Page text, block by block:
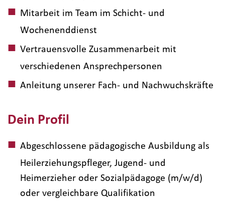
Mitarbeit im Team im Schicht- und
Wochenenddienst
Vertrauensvolle Zusammenarbeit mit
verschiedenen Ansprechpersonen
Anleitung unserer Fach- und Nachwuchskräfte
Dein Profil
Abgeschlossene pädagogische Ausbildung als
Heilerziehungspfleger, Jugend- und
Heimerzieher oder Sozialpädagoge (m/w/d)
oder vergleichbare Qualifikation